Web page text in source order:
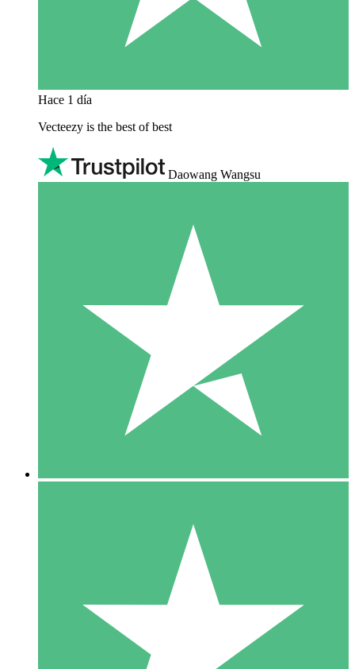
Hace 1 día
Vecteezy is the best of best
Daowang Wangsu